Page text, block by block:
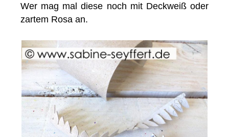
Wer mag mal diese noch mit Deckweiß oder
zartem Rosa an.